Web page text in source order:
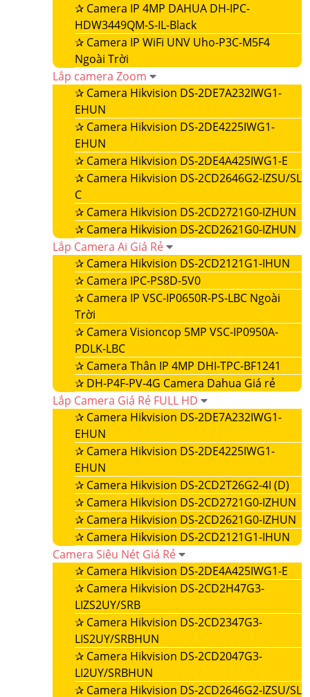
✰ Camera IP 4MP DAHUA DH-IPC-
HDW3449QM-S-IL-Black
✰ Camera IP WiFi UNV Uho-P3C-M5F4
Ngoài Trời
Lắp camera Zoom
✰ Camera Hikvision DS-2DE7A232IWG1-
EHUN
✰ Camera Hikvision DS-2DE4225IWG1-
EHUN
✰ Camera Hikvision DS-2DE4A425IWG1-E
✰ Camera Hikvision DS-2CD2646G2-IZSU/SL
C
✰ Camera Hikvision DS-2CD2721G0-IZHUN
✰ Camera Hikvision DS-2CD2621G0-IZHUN
Lắp Camera Ai Giá Rẻ
✰ Camera Hikvision DS-2CD2121G1-IHUN
✰ Camera IPC-PS8D-5V0
✰ Camera IP VSC-IP0650R-PS-LBC Ngoài
Trời
✰ Camera Visioncop 5MP VSC-IP0950A-
PDLK-LBC
✰ Camera Thân IP 4MP DHI-TPC-BF1241
✰ DH-P4F-PV-4G Camera Dahua Giá rẻ
Lắp Camera Giá Rẻ FULL HD
✰ Camera Hikvision DS-2DE7A232IWG1-
EHUN
✰ Camera Hikvision DS-2DE4225IWG1-
EHUN
✰ Camera Hikvision DS-2CD2T26G2-4I (D)
✰ Camera Hikvision DS-2CD2721G0-IZHUN
✰ Camera Hikvision DS-2CD2621G0-IZHUN
✰ Camera Hikvision DS-2CD2121G1-IHUN
Camera Siêu Nét Giá Rẻ
✰ Camera Hikvision DS-2DE4A425IWG1-E
✰ Camera Hikvision DS-2CD2H47G3-
LIZS2UY/SRB
✰ Camera Hikvision DS-2CD2347G3-
LIS2UY/SRBHUN
✰ Camera Hikvision DS-2CD2047G3-
LI2UY/SRBHUN
✰ Camera Hikvision DS-2CD2646G2-IZSU/SL